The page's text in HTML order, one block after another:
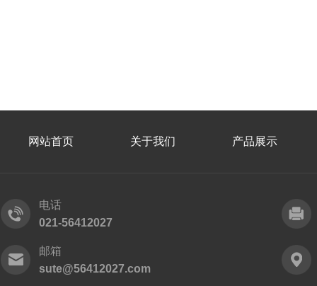
网站首页 关于我们 产品展示
电话
021-56412027
邮箱
sute@56412027.com